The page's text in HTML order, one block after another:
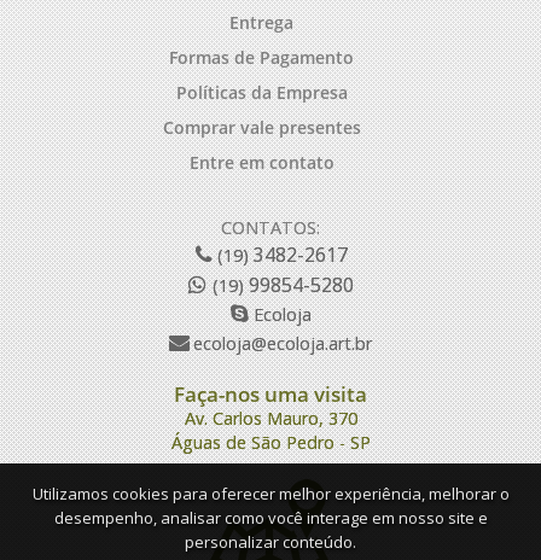
Entrega
Formas de Pagamento
Políticas da Empresa
Comprar vale presentes
Entre em contato
CONTATOS:
(19)3482-2617
(19)99854-5280
Ecoloja
ecoloja@ecoloja.art.br
Faça-nos uma visita
Av. Carlos Mauro, 370
Águas de São Pedro - SP
Utilizamos cookies para oferecer melhor experiência, melhorar o
desempenho, analisar como você interage em nosso site e
personalizar conteúdo.